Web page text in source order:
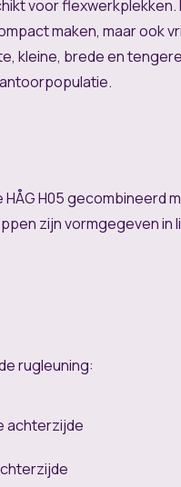
voor
maken, maar ook
kleine, brede en
H05 gecombineerd
zijn vormgegeven in
rugleuning:
achterzijde